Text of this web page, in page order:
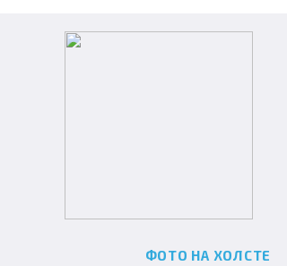
ФОТО НА ХОЛСТЕ